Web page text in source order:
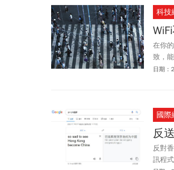
場創
業推
科技
在你
致，
世界
日期：
國際
反
反對
訊程